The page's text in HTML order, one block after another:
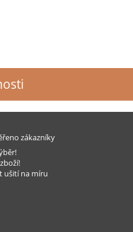
zákazníky
ušití na míru